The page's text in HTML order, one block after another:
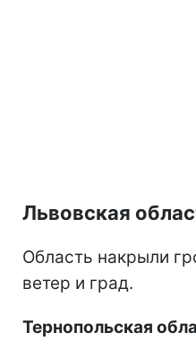
Львовская
Область накрыли
ветер и град.
Тернопольская